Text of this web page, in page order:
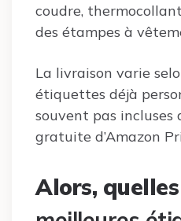
coudre,
des étampes à
La livraison varie
étiquettes déjà
souvent pas incluses
gratuite d’Amazon
Alors,